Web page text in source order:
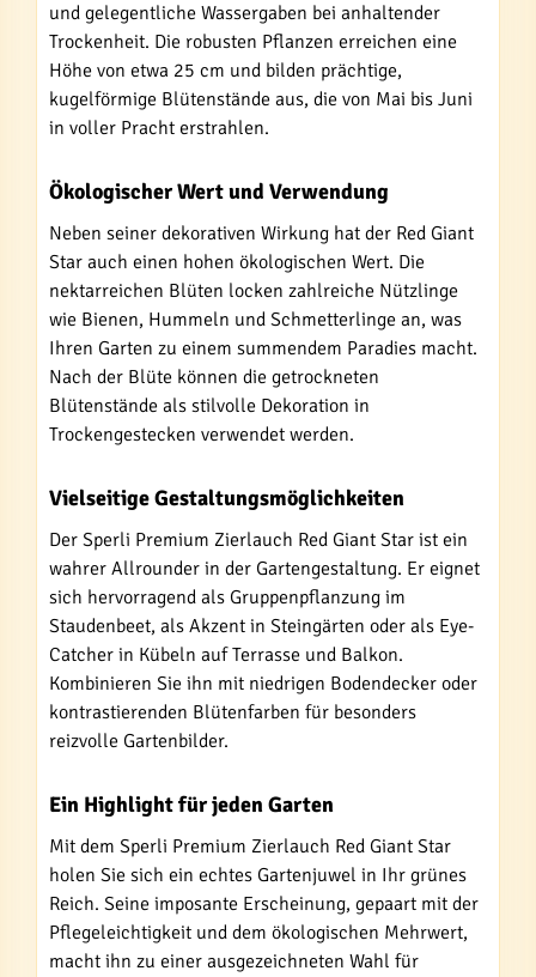
und gelegentliche Wassergaben bei anhaltender
Trockenheit. Die robusten Pflanzen erreichen eine
Höhe von etwa 25 cm und bilden prächtige,
kugelförmige Blütenstände aus, die von Mai bis Juni
in voller Pracht erstrahlen.
Ökologischer Wert und Verwendung
Neben seiner dekorativen Wirkung hat der Red Giant
Star auch einen hohen ökologischen Wert. Die
nektarreichen Blüten locken zahlreiche Nützlinge
wie Bienen, Hummeln und Schmetterlinge an, was
Ihren Garten zu einem summendem Paradies macht.
Nach der Blüte können die getrockneten
Blütenstände als stilvolle Dekoration in
Trockengestecken verwendet werden.
Vielseitige Gestaltungsmöglichkeiten
Der Sperli Premium Zierlauch Red Giant Star ist ein
wahrer Allrounder in der Gartengestaltung. Er eignet
sich hervorragend als Gruppenpflanzung im
Staudenbeet, als Akzent in Steingärten oder als Eye-
Catcher in Kübeln auf Terrasse und Balkon.
Kombinieren Sie ihn mit niedrigen Bodendecker oder
kontrastierenden Blütenfarben für besonders
reizvolle Gartenbilder.
Ein Highlight für jeden Garten
Mit dem Sperli Premium Zierlauch Red Giant Star
holen Sie sich ein echtes Gartenjuwel in Ihr grünes
Reich. Seine imposante Erscheinung, gepaart mit der
Pflegeleichtigkeit und dem ökologischen Mehrwert,
macht ihn zu einer ausgezeichneten Wahl für